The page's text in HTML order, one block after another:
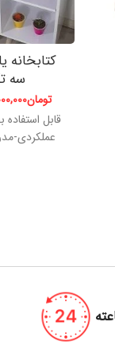
کتابخانه
سه
تومان
قابل
عملکردی-